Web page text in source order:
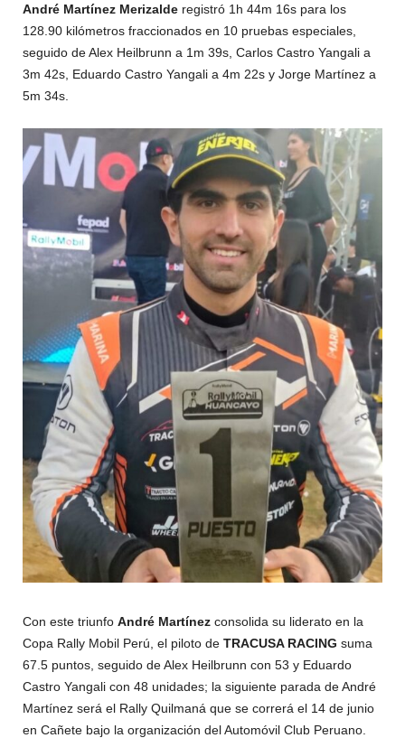
André Martínez Merizalde registró 1h 44m 16s para los
128.90 kilómetros fraccionados en 10 pruebas especiales,
seguido de Alex Heilbrunn a 1m 39s, Carlos Castro Yangali a
3m 42s, Eduardo Castro Yangali a 4m 22s y Jorge Martínez a
5m 34s.
Con este triunfo André Martínez consolida su liderato en la
Copa Rally Mobil Perú, el piloto de TRACUSA RACING suma
67.5 puntos, seguido de Alex Heilbrunn con 53 y Eduardo
Castro Yangali con 48 unidades; la siguiente parada de André
Martínez será el Rally Quilmaná que se correrá el 14 de junio
en Cañete bajo la organización del Automóvil Club Peruano.